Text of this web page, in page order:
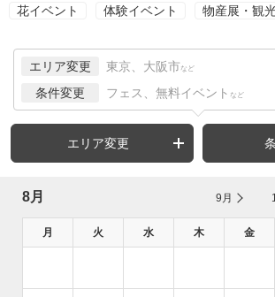
花イベント 体験イベント 物産展・観
エリア変更 東京、大阪市 など
条件変更 フェス、無料イベント など
エリア変更
8月 9月
月 火 水 木 金